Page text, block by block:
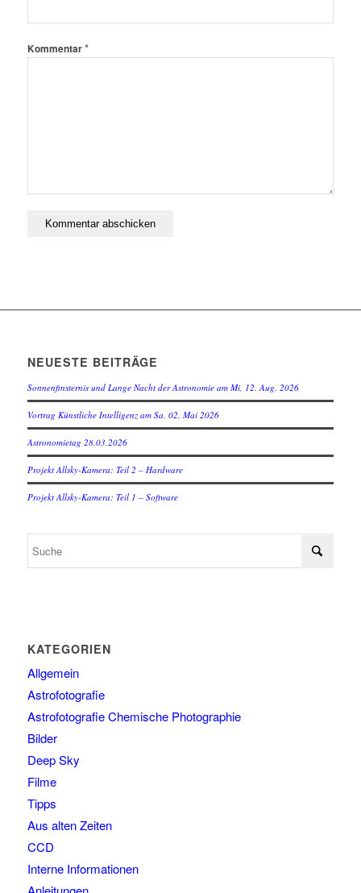
Kommentar*
NEUESTE BEITRÄGE
Sonnenfinsternis und Lange Nacht der Astronomie am Mi, 12. Aug. 2026
Vortrag Künstliche Intelligenz am Sa. 02. Mai 2026
Astronomietag 28.03.2026
Projekt Allsky-Kamera: Teil 2 – Hardware
Projekt Allsky-Kamera: Teil 1 – Software
KATEGORIEN
Allgemein
Astrofotografie
Astrofotografie Chemische Photographie
Bilder
Deep Sky
Filme
Tipps
Aus alten Zeiten
CCD
Interne Informationen